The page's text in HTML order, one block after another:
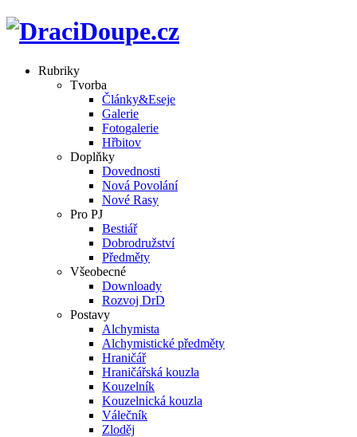
Rubriky
Tvorba
Články&Eseje
Galerie
Fotogalerie
Hřbitov
Doplňky
Dovednosti
Nová Povolání
Nové Rasy
Pro PJ
Bestiář
Dobrodružství
Předměty
Všeobecné
Downloady
Rozvoj DrD
Postavy
Alchymista
Alchymistické předměty
Hraničář
Hraničářská kouzla
Kouzelník
Kouzelnická kouzla
Válečník
Zloděj